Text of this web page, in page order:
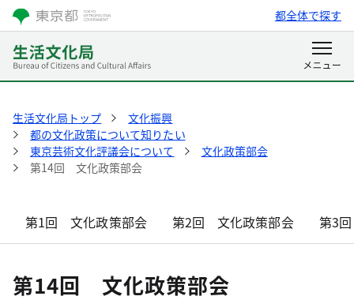
都全体で探す
生活文化局トップ
文化振興
都の文化政策について知りたい
東京芸術文化評議会について
文化政策部会
第14回 文化政策部会
第1回 文化政策部会 第2回 文化政策部会 第3
第14回 文化政策部会